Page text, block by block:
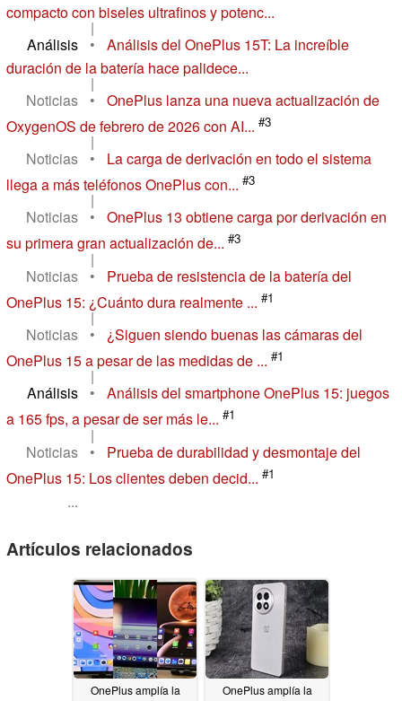
compacto con biseles ultrafinos y potenc...
|
Análisis
•
Análisis del OnePlus 15T: La increíble
duración de la batería hace palidece...
|
Noticias
•
OnePlus lanza una nueva actualización de
OxygenOS de febrero de 2026 con AI... #3
|
Noticias
•
La carga de derivación en todo el sistema
llega a más teléfonos OnePlus con... #3
|
Noticias
•
OnePlus 13 obtiene carga por derivación en
su primera gran actualización de... #3
|
Noticias
•
Prueba de resistencia de la batería del
OnePlus 15: ¿Cuánto dura realmente ... #1
|
Noticias
•
¿Siguen siendo buenas las cámaras del
OnePlus 15 a pesar de las medidas de ... #1
|
Análisis
•
Análisis del smartphone OnePlus 15: juegos
a 165 fps, a pesar de ser más le... #1
|
Noticias
•
Prueba de durabilidad y desmontaje del
OnePlus 15: Los clientes deben decid... #1
...
Artículos relacionados
OnePlus amplía la
OnePlus amplía la